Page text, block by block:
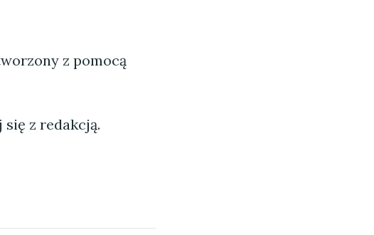
z pomocą
z redakcją.